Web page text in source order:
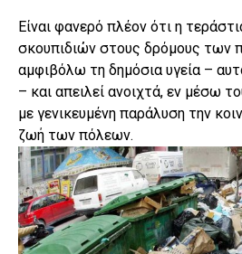
Είναι φανερό πλέον ότι η
σκουπιδιών στους δρόμους των
αμφιβόλω τη δημόσια υγεία –
– και απειλεί ανοιχτά, εν μέσω
με γενικευμένη παράλυση την
ζωή των πόλεων.